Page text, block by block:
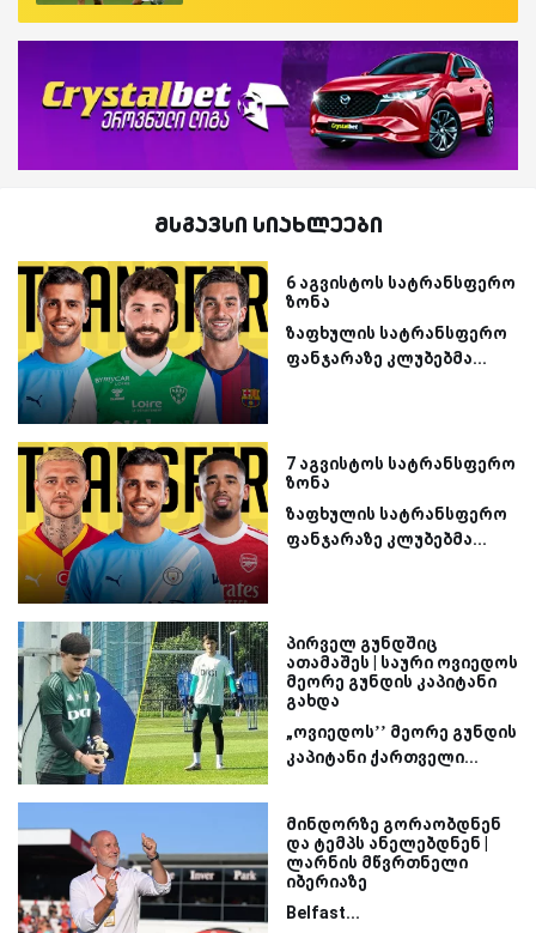
მსგავსი სიახლეები
6 აგვისტოს სატრანსფერო
ზონა
ზაფხულის სატრანსფერო
ფანჯარაზე კლუბებმა...
7 აგვისტოს სატრანსფერო
ზონა
ზაფხულის სატრანსფერო
ფანჯარაზე კლუბებმა...
პირველ გუნდშიც
ათამაშეს | საური ოვიედოს
მეორე გუნდის კაპიტანი
გახდა
„ოვიედოს’’ მეორე გუნდის
კაპიტანი ქართველი...
მინდორზე გორაობდნენ
და ტემპს ანელებდნენ |
ლარნის მწვრთნელი
იბერიაზე
Belfast...